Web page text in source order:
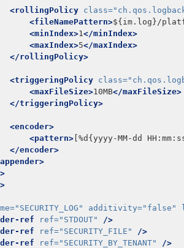
<rollingPolicy class=
<fileNamePattern>${im.log}/
<minIndex>1</minIndex>
<maxIndex>5</maxIndex>
</rollingPolicy>
<triggeringPolicy class=
<maxFileSize>10MB</maxFileSize>
</triggeringPolicy>
<encoder>
<pattern> [%d{yyyy-MM-dd
</encoder>
"SECURITY_LOG" additivity="false"
ref
ref="STDOUT"
/>
ref
ref="SECURITY_FILE"
/>
ref
ref="SECURITY_BY_TENANT"
/>